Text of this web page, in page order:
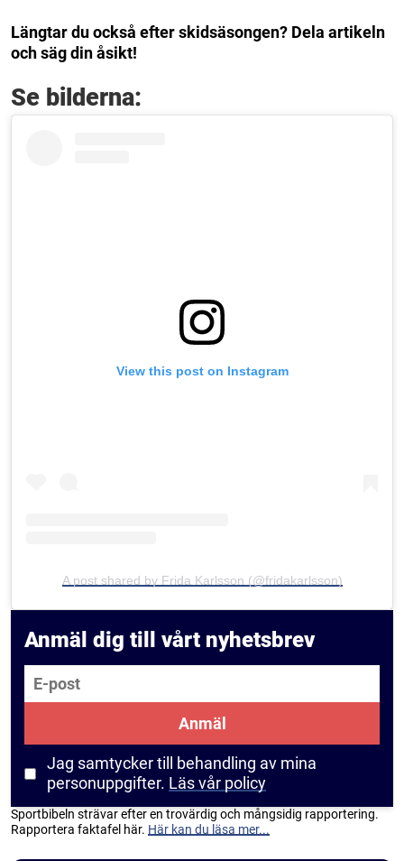
Längtar du också efter skidsäsongen? Dela artikeln
och säg din åsikt!
Se bilderna:
View this post on Instagram
A post shared by Frida Karlsson (@fridakarlsson)
Anmäl dig till vårt nyhetsbrev
E-post
Anmäl
Jag samtycker till behandling av mina
personuppgifter. Läs vår policy
Sportbibeln strävar efter en trovärdig och mångsidig rapportering.
Rapportera faktafel här. Här kan du läsa mer...